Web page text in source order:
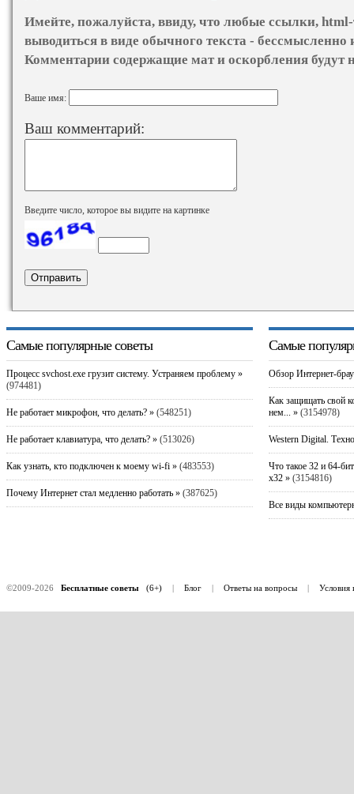
Имейте, пожалуйста, ввиду, что любые ссылки,
выводиться в виде обычного текста - бессмысленно
Комментарии содержащие мат и оскорбления будут
Ваше имя:
Ваш комментарий:
Введите число, которое вы видите на картинке
Самые популярные советы
Процесс svchost.exe грузит систему. Устраняем проблему »
(974481)
Не работает микрофон, что делать? »(548251)
Не работает клавиатура, что делать? »(513026)
Как узнать, кто подключен к моему wi-fi »(483553)
Почему Интернет стал медленно работать »(387625)
Самые
Обзор Интернет-
Как защищать свой
нем... »(3154978)
Western Digital.
Что такое 32 и 64-
x32 »(3154816)
Все виды
©2009-2026 Бесплатные советы(6+) | Блог | Ответы на вопросы | Условия